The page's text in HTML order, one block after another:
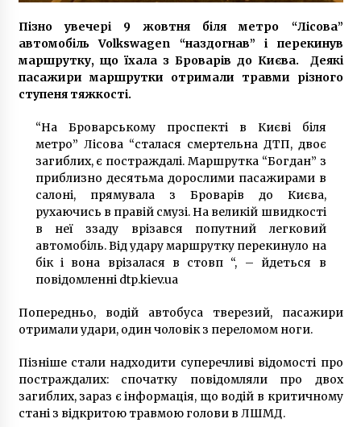
9 років ago
Пізно увечері 9 жовтня біля метро “Лісова”
автомобіль Volkswagen “наздогнав” і перекинув
маршрутку, що їхала з Броварів до Києва. Деякі
пасажири маршрутки отримали травми різного
ступеня тяжкості.
“На Броварському проспекті в Києві біля
метро” Лісова “сталася смертельна ДТП, двоє
загиблих, є постраждалі. Маршрутка “Богдан” з
приблизно десятьма дорослими пасажирами в
салоні, прямувала з Броварів до Києва,
рухаючись в правій смузі. На великій швидкості
в неї ззаду врізався попутний легковий
автомобіль. Від удару маршрутку перекинуло на
бік і вона врізалася в стовп “, – йдеться в
повідомленні dtp.kiev.ua
Попередньо, водій автобуса тверезий, пасажири
отримали удари, один чоловік з переломом ноги.
Пізніше стали надходити суперечливі відомості про
постраждалих: спочатку повідомляли про двох
загиблих, зараз є інформація, що водій в критичному
стані з відкритою травмою голови в ЛШМД.